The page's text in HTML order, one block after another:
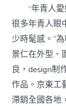
“年青人
很多年青人眼
少時髦感。”
景仁在外型、
良，design制
作品。京東工
滯銷全國各地